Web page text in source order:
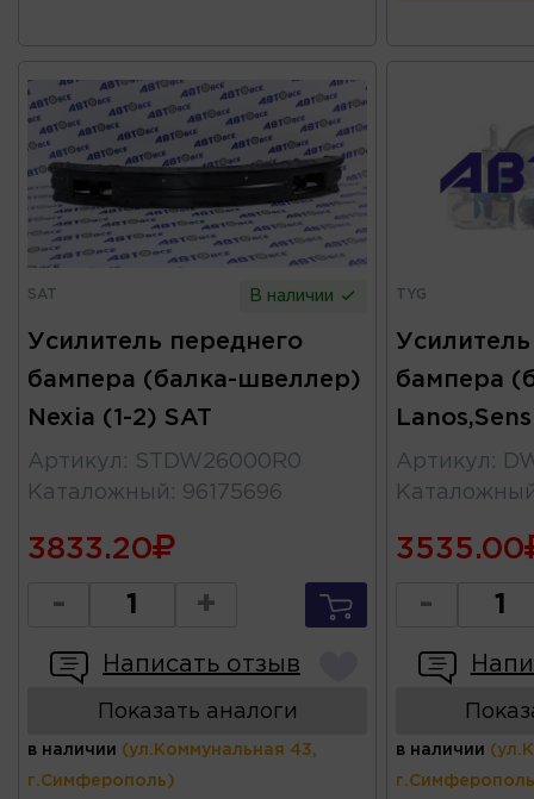
SAT В наличии
Усилитель переднего
бампера (балка-швеллер)
Nexia (1-2) SAT
Артикул : STDW26000R0
Каталожный : 96175696
3833.20
- +
Написать отзыв
Показать аналоги
в наличии (ул.Коммунальная 43,
г.Симферополь)
TYG
бампера
Артикул :
3535.00
-
в наличии